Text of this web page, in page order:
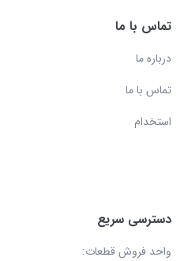
تماس با ما
درباره ما
تماس با ما
استخدام
دسترسی سریع
واحد فروش قطعات: